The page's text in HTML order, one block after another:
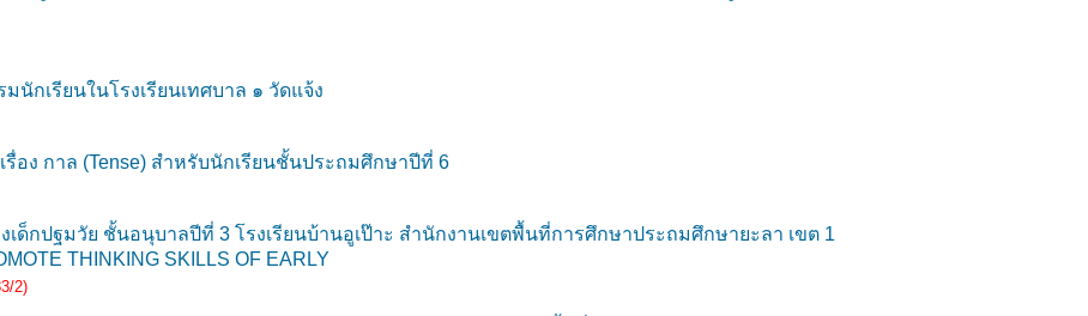
นักเรียนในโรงเรียนเทศบาล ๑ วัดแจ้ง
อง กาล (Tense) สำหรับนักเรียนชั้นประถมศึกษาปีที่ 6
กปฐมวัย ชั้นอนุบาลปีที่ 3 โรงเรียนบ้านอูเป๊าะ สำนักงานเขตพื้นที่การศึกษาประถมศึกษายะลา เขต 1
THINKING SKILLS OF EARLY
2)